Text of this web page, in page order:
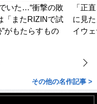
いた…“衝撃の敗
「またRIZINで試
がもたらすもの
「正
に見
イウ
その他の名作記事 >